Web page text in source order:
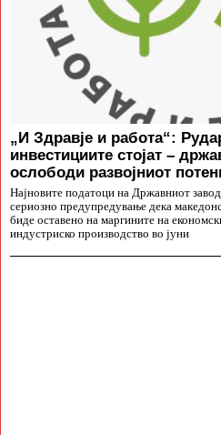
„И Здравје и работа“:
инвестициите стојат –
ослободи развојниот
Најновите податоци на Државниот
сериозно предупредување дека
биде оставено на маргините на
индустриско производство во јуни